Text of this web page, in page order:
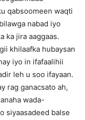
qabsoomeen waqti
nabad iyo
ka jira aaggaas.
khilaafka hubaysan
iyo in ifafaalihii
leh u soo ifayaan.
rag ganacsato ah,
wada-
siyaasadeed balse